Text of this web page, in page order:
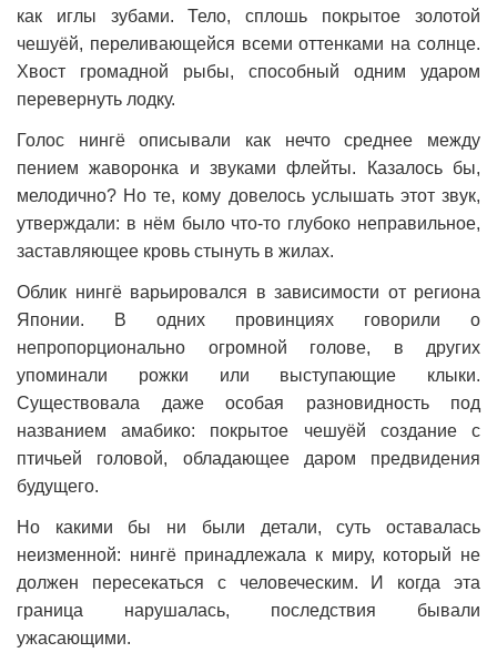
как иглы зубами. Тело, сплошь покрытое золотой
чешуёй, переливающейся всеми оттенками на солнце.
Хвост громадной рыбы, способный одним ударом
перевернуть лодку.
Голос нингё описывали как нечто среднее между
пением жаворонка и звуками флейты. Казалось бы,
мелодично? Но те, кому довелось услышать этот звук,
утверждали: в нём было что-то глубоко неправильное,
заставляющее кровь стынуть в жилах.
Облик нингё варьировался в зависимости от региона
Японии. В одних провинциях говорили о
непропорционально огромной голове, в других
упоминали рожки или выступающие клыки.
Существовала даже особая разновидность под
названием амабико: покрытое чешуёй создание с
птичьей головой, обладающее даром предвидения
будущего.
Но какими бы ни были детали, суть оставалась
неизменной: нингё принадлежала к миру, который не
должен пересекаться с человеческим. И когда эта
граница нарушалась, последствия бывали
ужасающими.